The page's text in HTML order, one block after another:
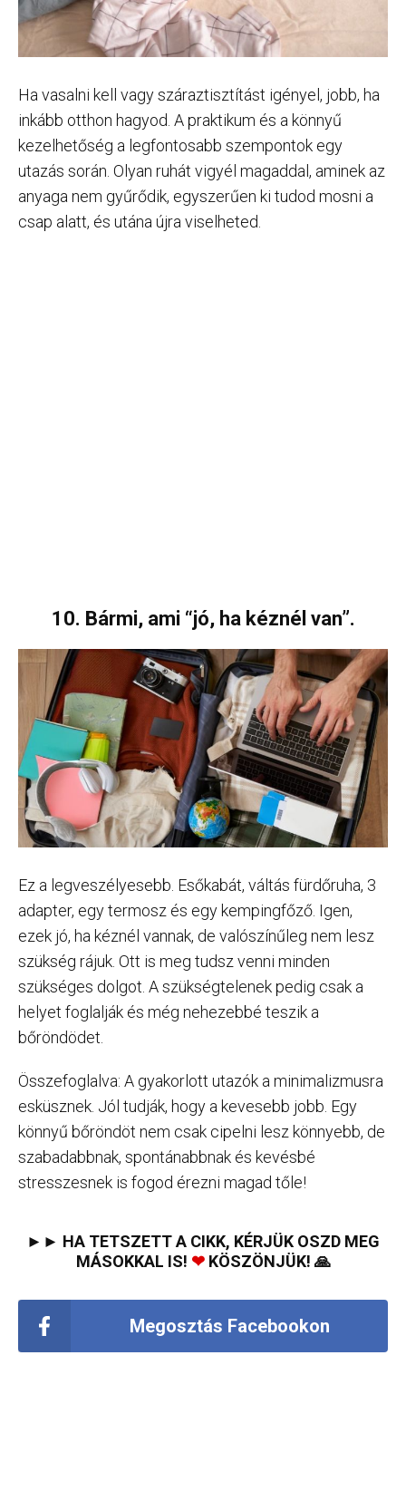
Ha vasalni kell vagy száraztisztítást igényel, jobb, ha
inkább otthon hagyod. A praktikum és a könnyű
kezelhetőség a legfontosabb szempontok egy
utazás során. Olyan ruhát vigyél magaddal, aminek az
anyaga nem gyűrődik, egyszerűen ki tudod mosni a
csap alatt, és utána újra viselheted.
10. Bármi, ami “jó, ha kéznél van”.
Ez a legveszélyesebb. Esőkabát, váltás fürdőruha, 3
adapter, egy termosz és egy kempingfőző. Igen,
ezek jó, ha kéznél vannak, de valószínűleg nem lesz
szükség rájuk. Ott is meg tudsz venni minden
szükséges dolgot. A szükségtelenek pedig csak a
helyet foglalják és még nehezebbé teszik a
bőröndödet.
Összefoglalva: A gyakorlott utazók a minimalizmusra
esküsznek. Jól tudják, hogy a kevesebb jobb. Egy
könnyű bőröndöt nem csak cipelni lesz könnyebb, de
szabadabbnak, spontánabbnak és kevésbé
stresszesnek is fogod érezni magad tőle!
►► HA TETSZETT A CIKK, KÉRJÜK OSZD MEG
MÁSOKKAL IS! ❤KÖSZÖNJÜK! 🙏
Megosztás Facebookon